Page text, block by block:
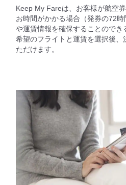
Keep My Fareは、お客様が航空
お時間がかかる場合（発券の72
や運賃情報を確保することので
希望のフライトと運賃を選択後
ただけます。